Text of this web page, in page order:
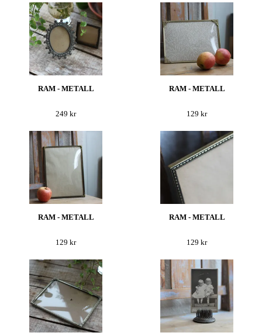
RAM - METALL
249 kr
RAM - METALL
129 kr
RAM - METALL
129 kr
RAM - METALL
129 kr